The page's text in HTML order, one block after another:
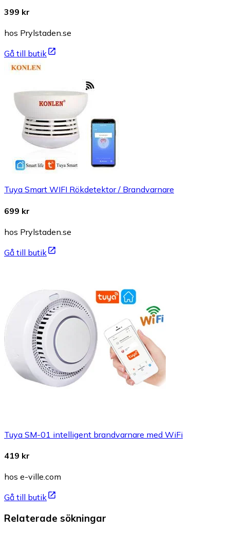
399 kr
hos Prylstaden.se
Gå till butik
Tuya Smart WIFI Rökdetektor / Brandvarnare
699 kr
hos Prylstaden.se
Gå till butik
Tuya SM-01 intelligent brandvarnare med WiFi
419 kr
hos e-ville.com
Gå till butik
Relaterade sökningar